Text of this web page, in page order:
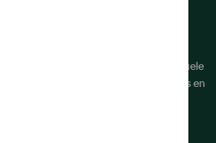
(incl. btw), exclusief eventuele
over de actuele verkoopprijs en
kunt u contact opnemen met uw
kunnen zonder
gewijzigd.